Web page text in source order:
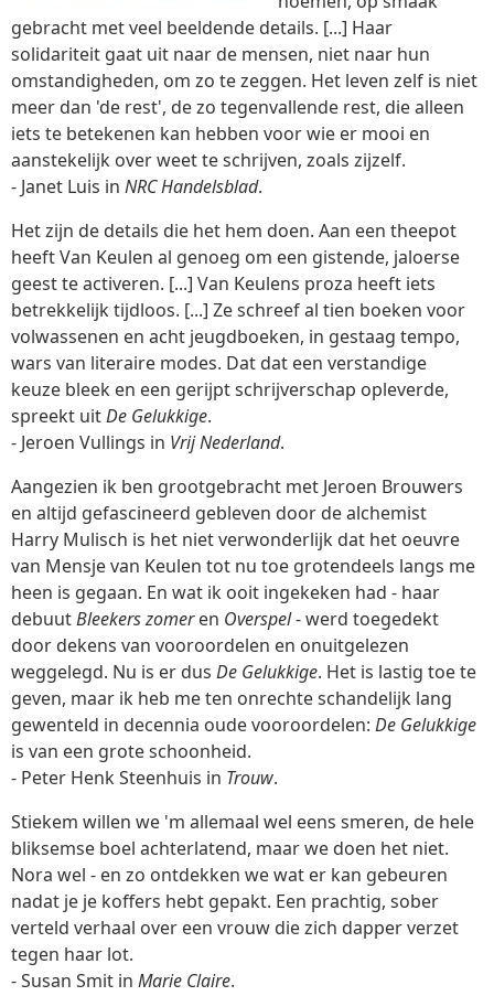
gebracht met veel beeldende details. [...] Haar
solidariteit gaat uit naar de mensen, niet naar hun
omstandigheden, om zo te zeggen. Het leven zelf is niet
meer dan 'de rest', de zo tegenvallende rest, die alleen
iets te betekenen kan hebben voor wie er mooi en
aanstekelijk over weet te schrijven, zoals zijzelf.
- Janet Luis in NRC Handelsblad.
Het zijn de details die het hem doen. Aan een theepot
heeft Van Keulen al genoeg om een gistende, jaloerse
geest te activeren. [...] Van Keulens proza heeft iets
betrekkelijk tijdloos. [...] Ze schreef al tien boeken voor
volwassenen en acht jeugdboeken, in gestaag tempo,
wars van literaire modes. Dat dat een verstandige
keuze bleek en een gerijpt schrijverschap opleverde,
spreekt uitDe Gelukkige.
- Jeroen Vullings in Vrij Nederland.
Aangezien ik ben grootgebracht met Jeroen Brouwers
en altijd gefascineerd gebleven door de alchemist
Harry Mulisch is het niet verwonderlijk dat het oeuvre
van Mensje van Keulen tot nu toe grotendeels langs me
heen is gegaan. En wat ik ooit ingekeken had - haar
debuutBleekers zomeren Overspel- werd toegedekt
door dekens van vooroordelen en onuitgelezen
weggelegd. Nu is er dus De Gelukkige. Het is lastig toe te
geven, maar ik heb me ten onrechte schandelijk lang
gewenteld in decennia oude vooroordelen: De Gelukkige
is van een grote schoonheid.
- Peter Henk Steenhuis in Trouw.
Stiekem willen we 'm allemaal wel eens smeren, de hele
bliksemse boel achterlatend, maar we doen het niet.
Nora wel - en zo ontdekken we wat er kan gebeuren
nadat je je koffers hebt gepakt. Een prachtig, sober
verteld verhaal over een vrouw die zich dapper verzet
tegen haar lot.
- Susan Smit in Marie Claire.